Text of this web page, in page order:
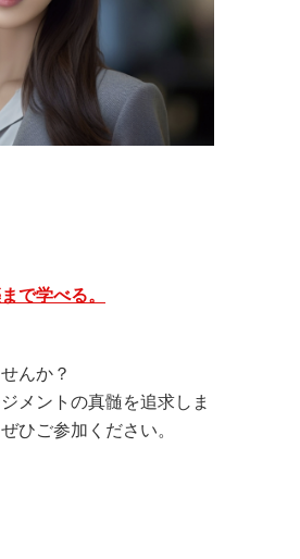
で学べる。
んか？
メントの真髄を追求しま
ひご参加ください。